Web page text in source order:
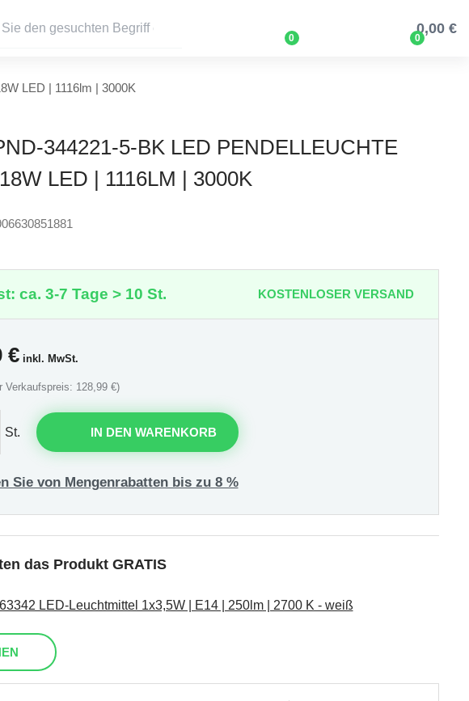
0 0
0,00 €
LED | 1116lm | 3000K
344221-5-BK LED PENDELLEUCHTE
LED | 1116LM | 3000K
ca. 3-7 Tage > 10 St. KOSTENLOSER VERSAND
€inkl. MwSt.
Verkaufspreis: 128,99 €)
St. IN DEN WARENKORB
Sie von Mengenrabatten bis zu 8 %
das Produkt GRATIS
LED-Leuchtmittel 1x3,5W | E14 | 250lm | 2700 K - weiß